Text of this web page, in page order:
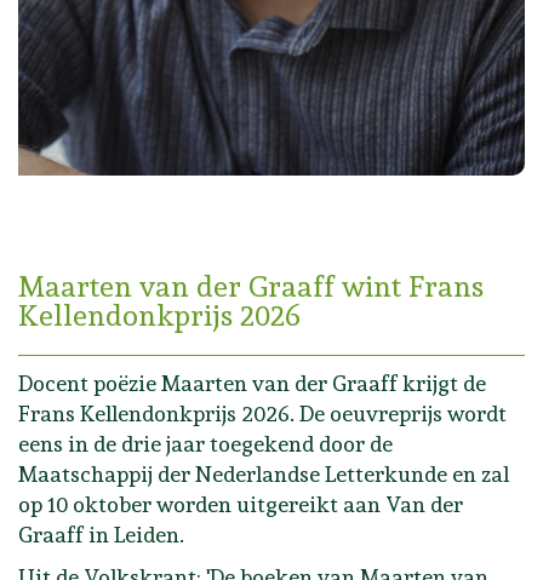
Maarten van der Graaff wint Frans
Kellendonkprijs 2026
Docent poëzie Maarten van der Graaff krijgt de
Frans Kellendonkprijs 2026. De oeuvreprijs wordt
eens in de drie jaar toegekend door de
Maatschappij der Nederlandse Letterkunde en zal
op 10 oktober worden uitgereikt aan Van der
Graaff in Leiden.